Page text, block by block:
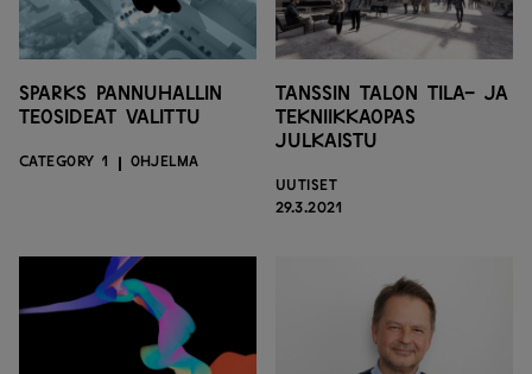
SPARKS Pannuhallin
teosideat valittu
CATEGORY 1 OHJELMA
Tanssin talon tila- ja
tekniikkaopas
julkaistu
UUTISET
29.3.2021